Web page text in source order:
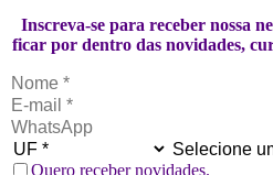
Inscreva-se para receber nossa
ficar por dentro das novidades,
Quero receber novidades.